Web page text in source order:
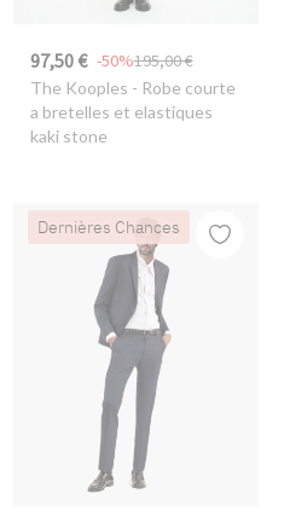
97,50 € 195,00 €
-50%
The Kooples - Robe courte
a bretelles et elastiques
kaki stone
Dernières Chances